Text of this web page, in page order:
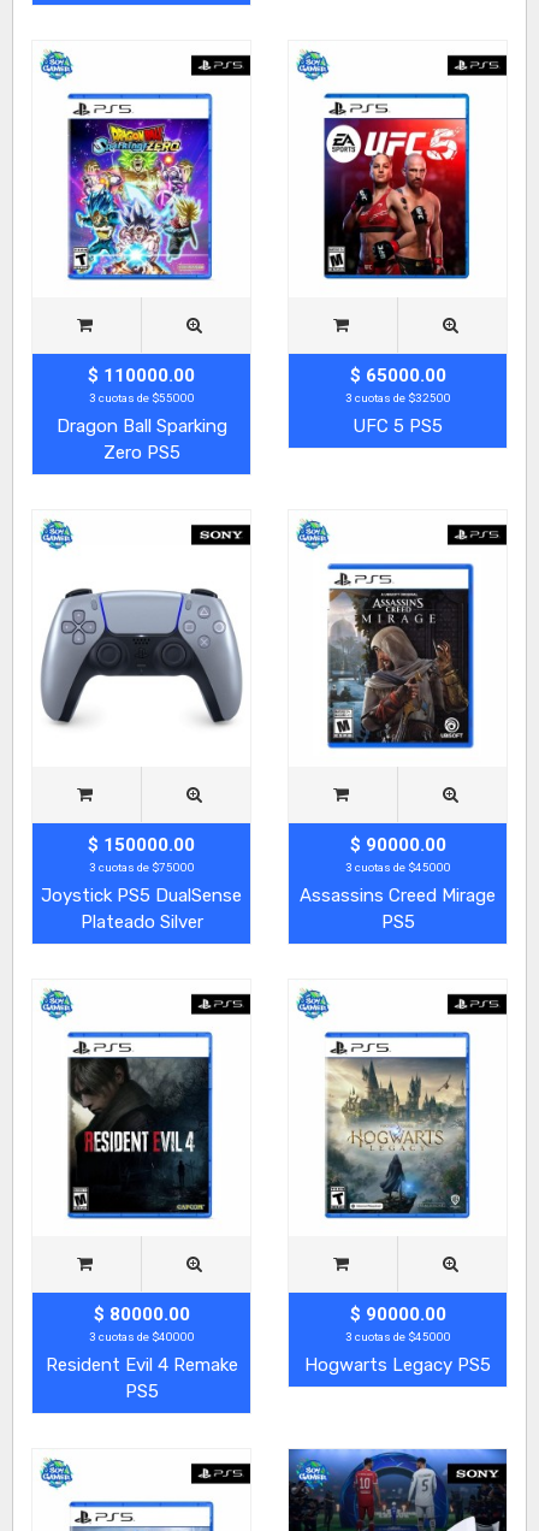
$ 110000.00
3 cuotas de $55000
Dragon Ball Sparking
Zero PS5
$ 65000.00
3 cuotas de $32500
UFC 5 PS5
$ 150000.00
3 cuotas de $75000
Joystick PS5 DualSense
Plateado Silver
$ 90000.00
3 cuotas de $45000
Assassins Creed Mirage
PS5
$ 80000.00
3 cuotas de $40000
Resident Evil 4 Remake
PS5
$ 90000.00
3 cuotas de $45000
Hogwarts Legacy PS5